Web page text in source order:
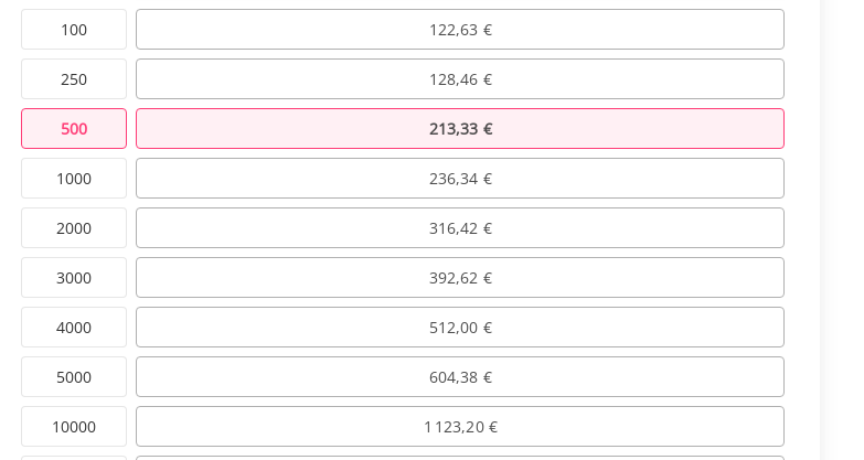
100
250
500
1000
2000
3000
4000
5000
10000
122,63 €
128,46 €
213,33 €
236,34 €
316,42 €
392,62 €
512,00 €
604,38 €
1 123,20 €